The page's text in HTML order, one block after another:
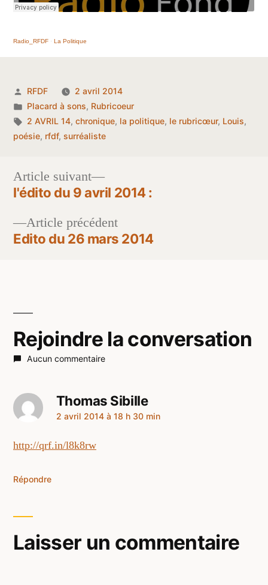
Radio_RFDF · La Politique
Publié
par
RFDF
2 avril 2014
Publié
dans
Placard à sons, Rubricoeur
Étiquettes :
2 AVRIL 14,chronique, la politique, le rubricœur, Louis,
poésie, rfdf, surréaliste
deArticle précédentArticle
précédent :
Edito du 26 mars 2014
Article suivant
Article
suivant :
l'édito du 9 avril 2014 :
Rejoindre la conversation
Aucun commentaire
Thomas Sibille
a
dit :
2 avril 2014 à 18 h 30 min
http://qrf.in/l8k8rw
Répondre
Laisser un commentaire